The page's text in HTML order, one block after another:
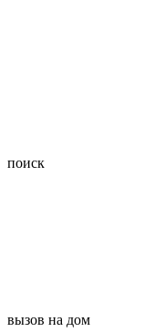
поиск
вызов на дом